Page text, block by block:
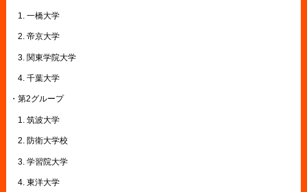
1. 一橋大学
2. 帝京大学
3. 関東学院大学
4. 千葉大学
・第2グループ
1. 筑波大学
2. 防衛大学校
3. 学習院大学
4. 東洋大学